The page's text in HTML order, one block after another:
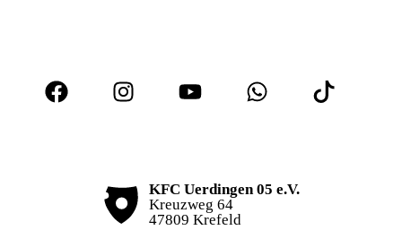
KFC Uerdingen 05 e.V.
Kreuzweg 64
47809 Krefeld